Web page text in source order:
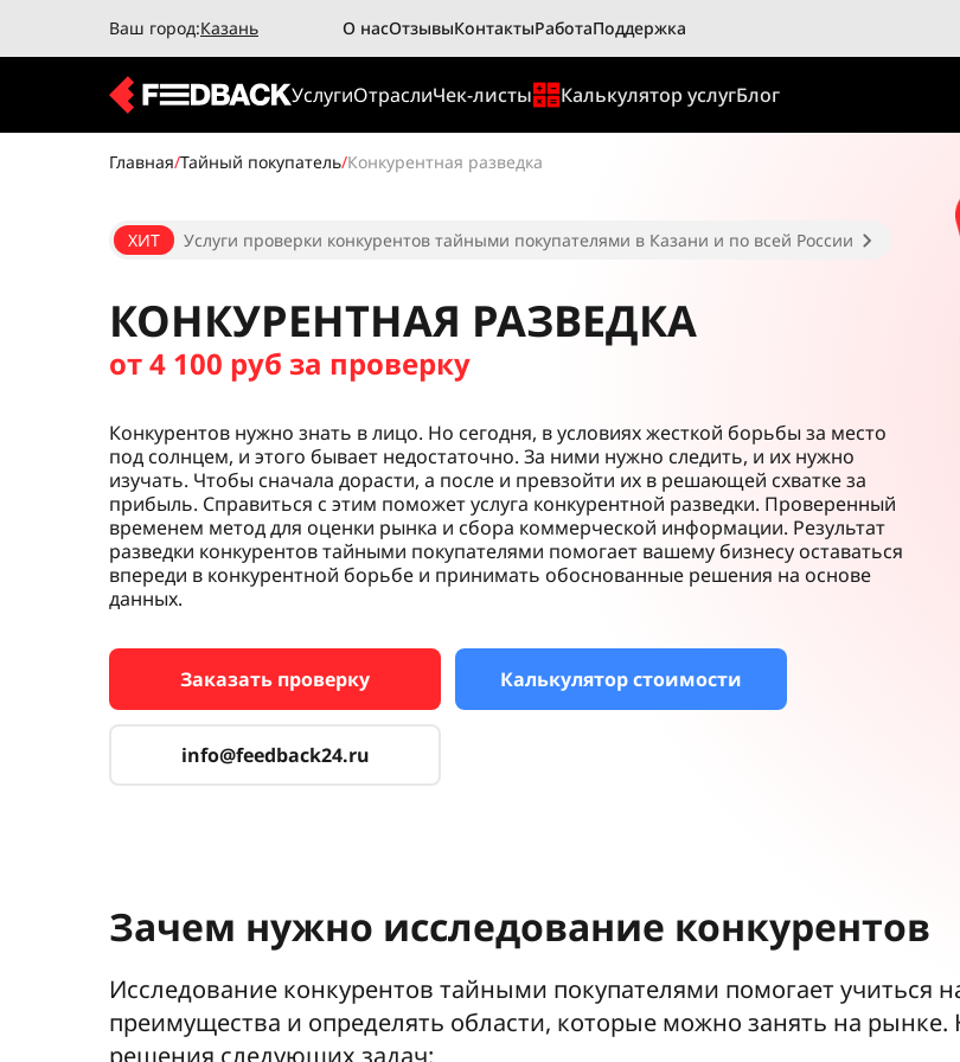
Ваш город:Казань О насОтзывыКонтактыРаботаПоддержка
УслугиОтраслиЧек-листы Калькулятор услугБлог
Главная/Тайный покупатель/Конкурентная разведка
ХИТ Услуги проверки конкурентов тайными покупателями в Казани и по всей России
КОНКУРЕНТНАЯ РАЗВЕДКА
от 4 100 руб за проверку
Конкурентов нужно знать в лицо. Но сегодня, в условиях жесткой борьбы за место
под солнцем, и этого бывает недостаточно. За ними нужно следить, и их нужно
изучать. Чтобы сначала дорасти, а после и превзойти их в решающей схватке за
прибыль. Справиться с этим поможет услуга конкурентной разведки. Проверенный
временем метод для оценки рынка и сбора коммерческой информации. Результат
разведки конкурентов тайными покупателями помогает вашему бизнесу оставаться
впереди в конкурентной борьбе и принимать обоснованные решения на основе
данных.
Заказать проверку Калькулятор стоимости
info@feedback24.ru
Зачем нужно исследование конкурентов
Исследование конкурентов тайными покупателями помогает учиться
преимущества и определять области, которые можно занять на
решения следующих задач: